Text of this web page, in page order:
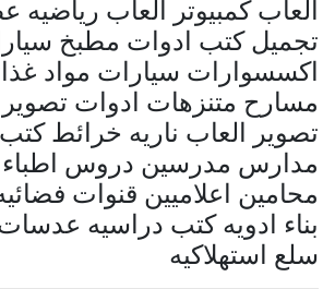
العاب كمبيوتر العاب رياضيه
تجميل كتب ادوات مطبخ
اكسسوارات سيارات مواد
مسارح متنزهات ادوات تصوير
تصوير العاب ناريه خرائط
مدارس مدرسين دروس اطباء
محامين اعلاميين قنوات فضائيه
بناء ادويه كتب دراسيه
سلع استهلاكيه